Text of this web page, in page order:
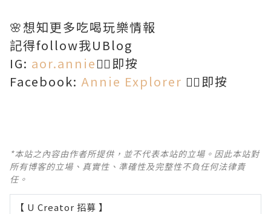
🌸想知更多吃喝玩樂情報
記得follow我UBlog
IG: aor.annie👈🏻即按
Facebook: Annie Explorer 👈🏻即按
*本站之內容由作者所提供，並不代表本站的立場。因此本站對
所有博客的立場、真實性、準確性及完整性不負任何法律責
任。
【 U Creator 招募 】